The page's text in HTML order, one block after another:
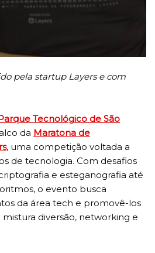
pela startup Layers e com
Tecnológico de São
da Maratona de
, uma competição voltada a
de tecnologia. Com desafios
e esteganografia até
o evento busca
da área tech e promovê-los
diversão, networking e